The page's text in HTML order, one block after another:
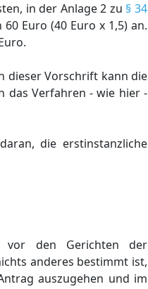
in der Anlage 2 zu § 34
Euro (40 Euro x 1,5) an.
dieser Vorschrift kann die
das Verfahren - wie hier -
die erstinstanzliche
den Gerichten der
anderes bestimmt ist,
auszugehen und im